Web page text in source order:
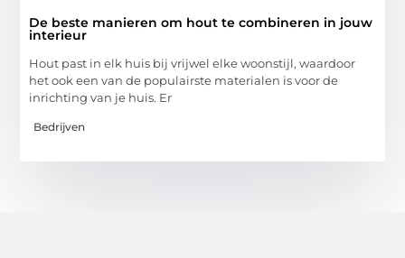
De beste manieren om hout te combineren in jouw
interieur
Hout past in elk huis bij vrijwel elke woonstijl, waardoor
het ook een van de populairste materialen is voor de
inrichting van je huis. Er
Bedrijven